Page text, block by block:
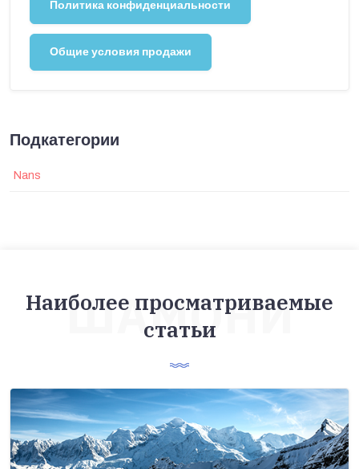
Политика конфиденциальности
Общие условия продажи
Подкатегории
Nans
ШАМОНИ
Наиболее просматриваемые
статьи